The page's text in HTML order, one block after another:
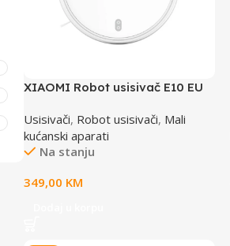
XIAOMI Robot usisivač E10 EU
Usisivači, Robot usisivači, Mali
kućanski aparati
Na stanju
349,00 KM